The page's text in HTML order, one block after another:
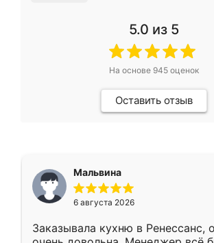
5.0 из 5
На основе 945оценок
Оставить отзыв
Мальвина
6 августа 2026
Заказывала кухню в Ренессанс,